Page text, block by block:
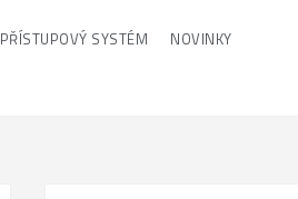
PŘÍSTUPOVÝ SYSTÉM
NOVINKY